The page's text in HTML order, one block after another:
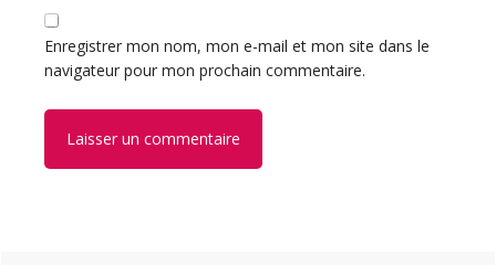
Enregistrer mon nom, mon e-mail et mon site dans le
navigateur pour mon prochain commentaire.